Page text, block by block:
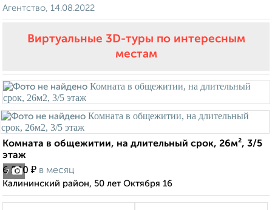
Агентство, 14.08.2022
Виртуальные 3D-туры по интересным
местам
7
Комната в общежитии, на длительный срок, 26м², 3/5
этаж
6 500 ₽ в месяц
Калининский район, 50 лет Октября 16